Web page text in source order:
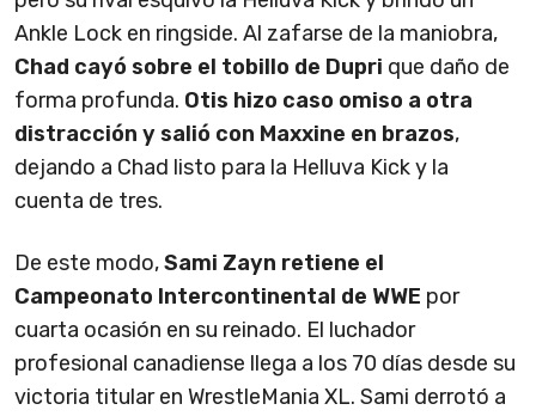
Ankle Lock en ringside. Al zafarse de la maniobra,
Chad cayó sobre el tobillo de Dupri que daño de
forma profunda. Otis hizo caso omiso a otra
distracción y salió con Maxxine en brazos,
dejando a Chad listo para la Helluva Kick y la
cuenta de tres.
De este modo,Sami Zayn retiene el
Campeonato Intercontinental de WWE por
cuarta ocasión en su reinado. El luchador
profesional canadiense llega a los 70 días desde su
victoria titular en WrestleMania XL. Sami derrotó a